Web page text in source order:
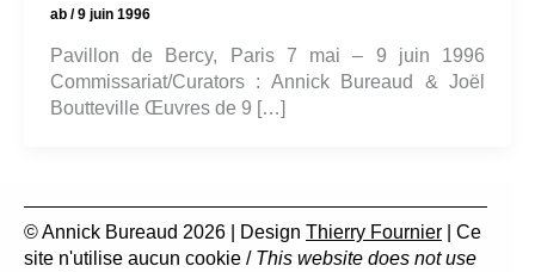
ab /9 juin 1996
Pavillon de Bercy, Paris 7 mai – 9 juin 1996
Commissariat/Curators : Annick Bureaud & Joël
Boutteville Œuvres de 9 […]
© Annick Bureaud 2026 | Design Thierry Fournier | Ce
site n'utilise aucun cookie / This website does not use